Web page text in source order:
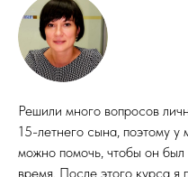
Решили много вопросов
15-летнего сына, поэтому у
можно помочь, чтобы он был
время. После этого курса